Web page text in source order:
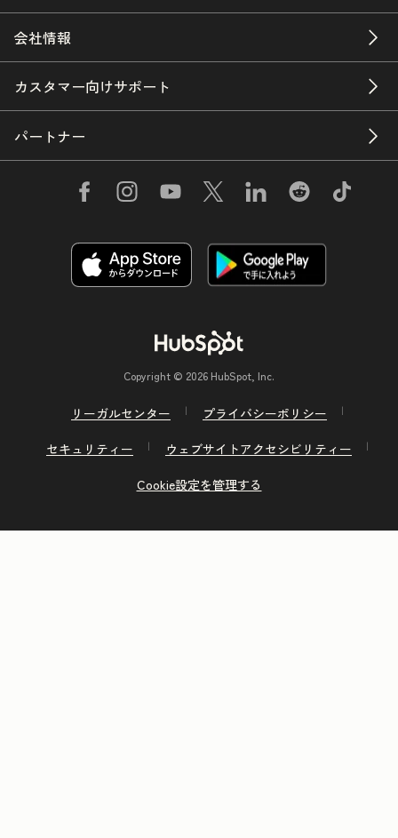
会社情報
カスタマー向けサポート
パートナー
Copyright © 2026 HubSpot, Inc.
リーガルセンター
プライバシーポリシー
セキュリティー
ウェブサイトアクセシビリティー
Cookie設定を管理する